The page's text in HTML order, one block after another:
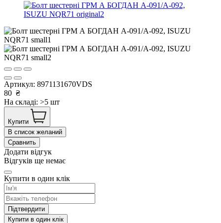
Артикул: 8971131670VDS
80 ₴
На складі: >5 шт
Купити
В список желаний
Сравнить
Додати відгук
Відгуків ще немає
Купити в один клік
Підтвердити
Купити в один клік